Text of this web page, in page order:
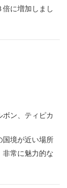
に増加しまし
ン、ティピカ
国境が近い場所
非常に魅力的な